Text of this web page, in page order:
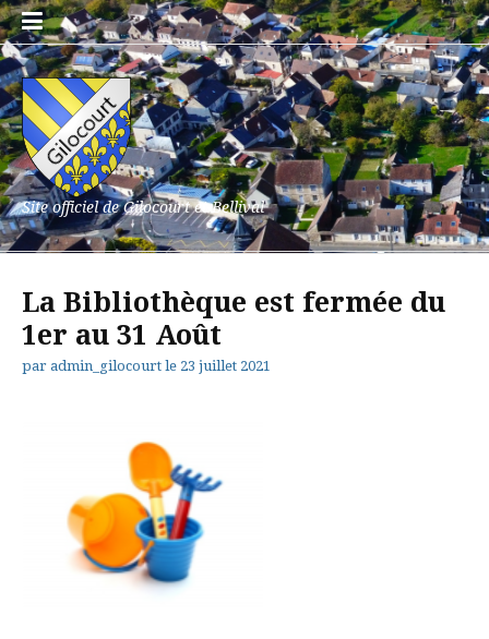
Aller
au
contenu
Site officiel de Gilocourt et Bellival
La Bibliothèque est fermée du
1er au 31 Août
par admin_gilocourt le 23 juillet 2021